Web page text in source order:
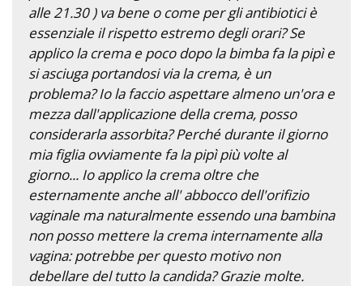
alle 21.30 ) va bene o come per gli antibiotici è
essenziale il rispetto estremo degli orari? Se
applico la crema e poco dopo la bimba fa la pipì e
si asciuga portandosi via la crema, è un
problema? Io la faccio aspettare almeno un'ora e
mezza dall'applicazione della crema, posso
considerarla assorbita? Perché durante il giorno
mia figlia ovviamente fa la pipì più volte al
giorno... Io applico la crema oltre che
esternamente anche all' abbocco dell'orifizio
vaginale ma naturalmente essendo una bambina
non posso mettere la crema internamente alla
vagina: potrebbe per questo motivo non
debellare del tutto la candida? Grazie molte.